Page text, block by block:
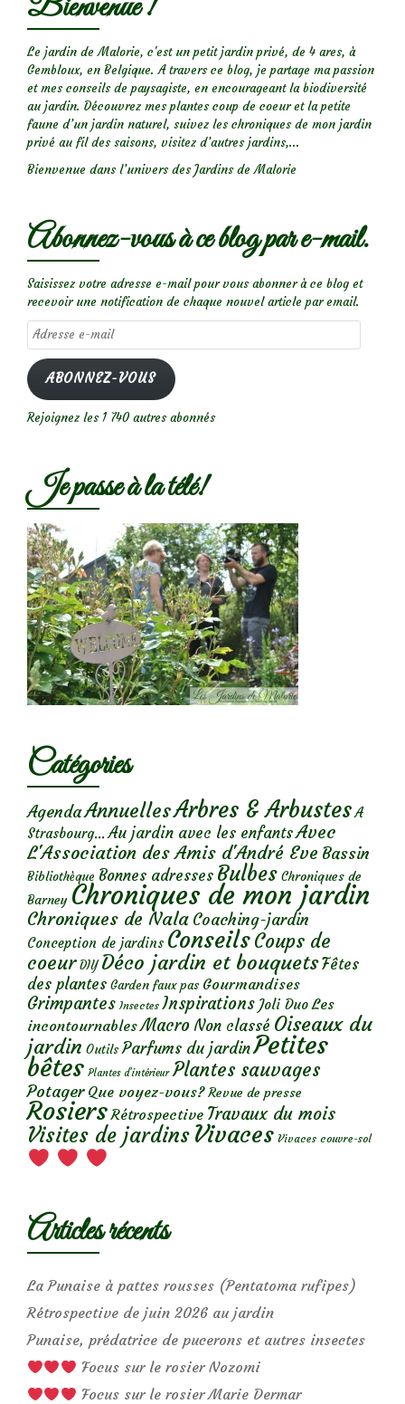
Le jardin de Malorie, c'est un petit jardin privé, de 4 ares, à
Gembloux, en Belgique. A travers ce blog, je partage ma passion
et mes conseils de paysagiste, en encourageant la biodiversité
au jardin. Découvrez mes plantes coup de coeur et la petite
faune d’un jardin naturel, suivez les chroniques de mon jardin
privé au fil des saisons, visitez d’autres jardins,...
Bienvenue dans l’univers des Jardins de Malorie
Abonnez-vous à ce blog par e-mail.
Saisissez votre adresse e-mail pour vous abonner à ce blog et
recevoir une notification de chaque nouvel article par email.
Adresse
e-
mail
ABONNEZ-VOUS
Rejoignez les 1 740 autres abonnés
Je passe à la télé!
Catégories
AgendaAnnuellesArbres & Arbustes A
Strasbourg... Au jardin avec les enfantsAvec
L'Association des Amis d'André Eve Bassin
Bibliothèque Bonnes adresses Bulbes Chroniques de
Barney Chroniques de mon jardin
Chroniques de Nala Coaching-jardin
Conception de jardins ConseilsCoups de
coeur DIY Déco jardin et bouquetsFêtes
des plantes Garden faux pas Gourmandises
Grimpantes Insectes Inspirations Joli Duo Les
incontournables Macro Non classé Oiseaux du
jardin Outils Parfums du jardinPetites
bêtes Plantes d’intérieur Plantes sauvages
Potager Que voyez-vous? Revue de presse
Rosiers Rétrospective Travaux du mois
Visites de jardins Vivaces Vivaces couvre-sol
Articles récents
La Punaise à pattes rousses (Pentatoma rufipes)
Rétrospective de juin 2026 au jardin
Punaise, prédatrice de pucerons et autres insectes
Focus sur le rosier Nozomi
Focus sur le rosier Marie Dermar